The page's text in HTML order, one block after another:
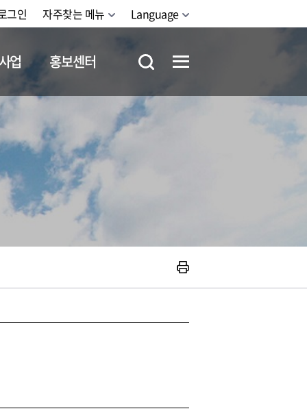
그인 자주찾는 메뉴 Language
업 홍보센터